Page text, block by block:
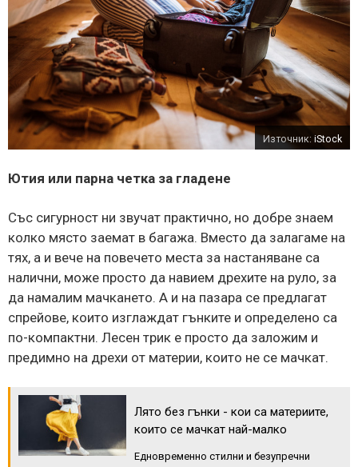
Източник: iStock
Ютия или парна четка за гладене
Със сигурност ни звучат практично, но добре знаем
колко място заемат в багажа. Вместо да залагаме на
тях, а и вече на повечето места за настаняване са
налични, може просто да навием дрехите на руло, за
да намалим мачкането. А и на пазара се предлагат
спрейове, които изглаждат гънките и определено са
по-компактни. Лесен трик е просто да заложим и
предимно на дрехи от материи, които не се мачкат.
Лято без гънки - кои са материите,
които се мачкат най-малко
Едновременно стилни и безупречни